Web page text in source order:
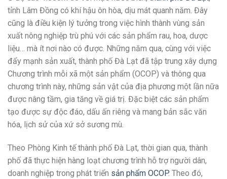
tỉnh Lâm Đồng có khí hậu ôn hòa, dịu mát quanh năm. Đây
cũng là điều kiện lý tưởng trong việc hình thành vùng sản
xuất nông nghiệp trù phú với các sản phẩm rau, hoa, dược
liệu… mà ít nơi nào có được. Những năm qua, cùng với việc
đẩy mạnh sản xuất, thành phố Đà Lạt đã tập trung xây dựng
Chương trình mỗi xã một sản phẩm (OCOP) và thông qua
chương trình này, những sản vật của địa phương một lần nữa
được nâng tầm, gia tăng về giá trị. Đặc biệt các sản phẩm
tạo được sự độc đáo, dấu ấn riêng và mang bản sắc văn
hóa, lịch sử của xứ sở sương mù.
Theo Phòng Kinh tế thành phố Đà Lạt, thời gian qua, thành
phố đã thực hiện hàng loạt chương trình hỗ trợ người dân,
doanh nghiệp trong phát triển sản phẩm OCOP. Theo đó,